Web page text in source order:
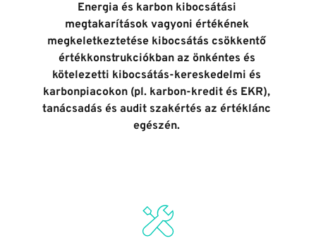
Energia és karbon kibocsátási
megtakarítások vagyoni értékének
megkeletkeztetése kibocsátás csökkentő
értékkonstrukciókban az önkéntes és
kötelezetti kibocsátás-kereskedelmi és
karbonpiacokon (pl. karbon-kredit és EKR),
tanácsadás és audit szakértés az értéklánc
egészén.